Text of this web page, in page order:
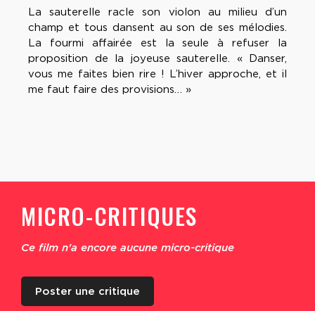
La sauterelle racle son violon au milieu d’un
champ et tous dansent au son de ses mélodies.
La fourmi affairée est la seule à refuser la
proposition de la joyeuse sauterelle. « Danser,
vous me faites bien rire ! L’hiver approche, et il
me faut faire des provisions… »
MICRO-CRITIQUES
Ce film n'a encore aucune micro-critique
Poster une critique